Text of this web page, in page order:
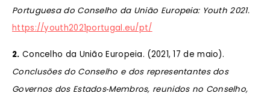
Portuguesa do Conselho da União Europeia: Youth 2021.
https://youth2021portugal.eu/pt/
2. Concelho da União Europeia. (2021, 17 de maio).
Conclusões do Conselho e dos representantes dos
Governos dos Estados‐Membros, reunidos no Conselho,